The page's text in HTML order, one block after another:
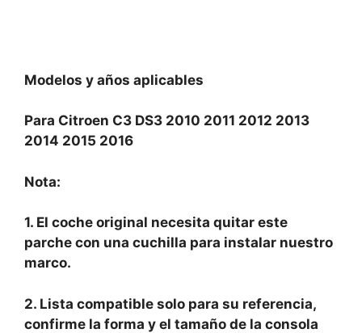
Modelos y años aplicables
Para Citroen C3 DS3 2010 2011 2012 2013
2014 2015 2016
Nota:
1. El coche original necesita quitar este
parche con una cuchilla para instalar nuestro
marco.
2. Lista compatible solo para su referencia,
confirme la forma y el tamaño de la consola